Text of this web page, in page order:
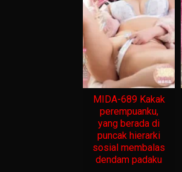
MIDA-689 Kakak
perempuanku,
yang berada di
puncak hierarki
sosial membalas
dendam padaku